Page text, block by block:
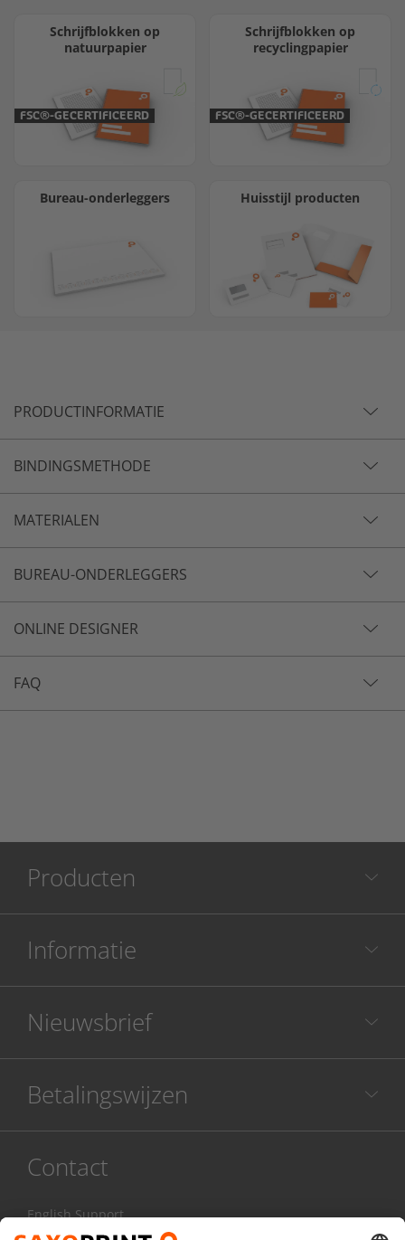
Schrijfblokken op
natuurpapier
FSC®-GECERTIFICEERD
Schrijfblokken op
recyclingpapier
FSC®-GECERTIFICEERD
Bureau-onderleggers Huisstijl producten
PRODUCTINFORMATIE
BINDINGSMETHODE
MATERIALEN
BUREAU-ONDERLEGGERS
ONLINE DESIGNER
FAQ
Producten
Informatie
Nieuwsbrief
Betalingswijzen
Contact
English Support